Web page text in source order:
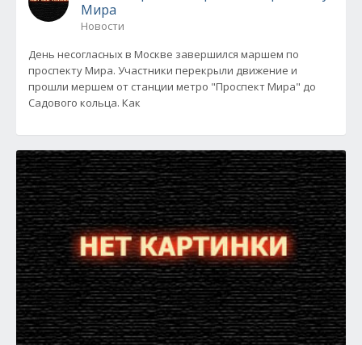
Мира
Новости
День несогласных в Москве завершился маршем по
проспекту Мира. Участники перекрыли движение и
прошли мершем от станции метро "Проспект Мира" до
Садового кольца. Как